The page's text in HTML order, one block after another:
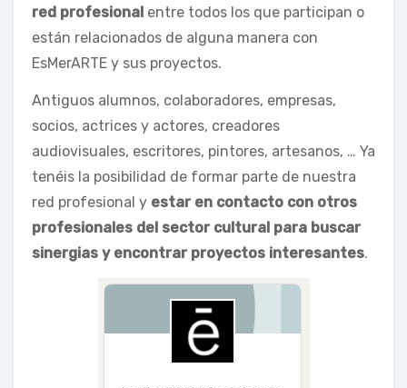
red profesional entre todos los que participan o
están relacionados de alguna manera con
EsMerARTE y sus proyectos.
Antiguos alumnos, colaboradores, empresas,
socios, actrices y actores, creadores
audiovisuales, escritores, pintores, artesanos, … Ya
tenéis la posibilidad de formar parte de nuestra
red profesional y estar en contacto con otros
profesionales del sector cultural para buscar
sinergias y encontrar proyectos interesantes.